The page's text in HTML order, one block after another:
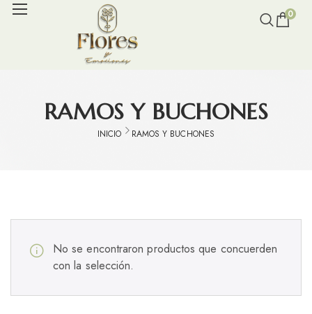
0
RAMOS Y BUCHONES
INICIO RAMOS Y BUCHONES
No se encontraron productos que concuerden
con la selección.